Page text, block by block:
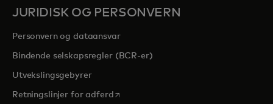
JURIDISK OG PERSONVERN
Personvern og dataansvar
Bindende selskapsregler (BCR-er)
Utvekslingsgebyrer
Retningslinjer for adferdopens in a new tab